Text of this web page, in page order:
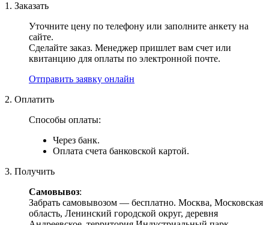
1. Заказать
Уточните цену по телефону или заполните анкету на
сайте.
Сделайте заказ. Менеджер пришлет вам счет или
квитанцию для оплаты по электронной почте.
Отправить заявку онлайн
2. Оплатить
Способы оплаты:
Через банк.
Оплата счета банковской картой.
3. Получить
Самовывоз:
Забрать самовывозом — бесплатно. Москва, Московская
область, Ленинский городской округ, деревня